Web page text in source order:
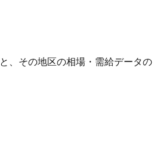
、その地区の相場・需給データの